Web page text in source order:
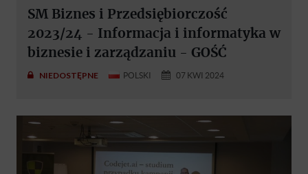
SM Biznes i Przedsiębiorczość
2023/24 - Informacja i informatyka w
biznesie i zarządzaniu - GOŚĆ
NIEDOSTĘPNE POLSKI 07 KWI 2024